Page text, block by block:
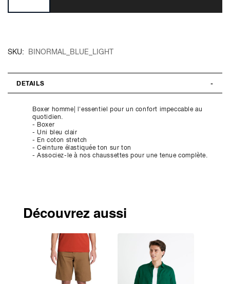
SKU BINORMAL_BLUE_LIGHT
DETAILS
Boxer homme| l'essentiel pour un confort impeccable au
quotidien.
- Boxer
- Uni bleu clair
- En coton stretch
- Ceinture élastiquée ton sur ton
- Associez-le à nos chaussettes pour une tenue complète.
Découvrez aussi